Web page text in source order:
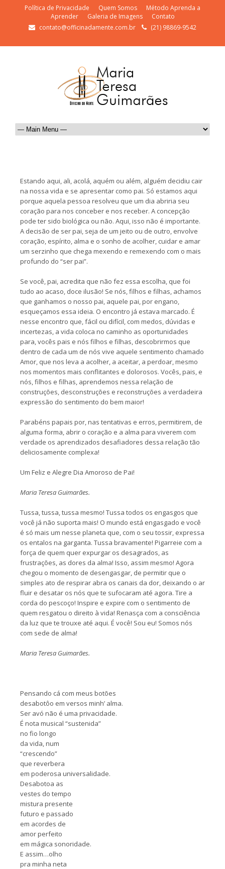
Política de Privacidade Quem Somos
Método Aprenda a
Aprender
Galeria de Imagens
Contato
contato@officinadamente.com.br
(21) 98869-9542
Estando aqui, ali, acolá, aquém ou além, alguém decidiu cair
na nossa vida e se apresentar como pai. Só estamos aqui
porque aquela pessoa resolveu que um dia abriria seu
coração para nos conceber e nos receber. A concepção
pode ter sido biológica ou não. Aqui, isso não é importante.
A decisão de ser pai, seja de um jeito ou de outro, envolve
coração, espírito, alma e o sonho de acolher, cuidar e amar
um serzinho que chega mexendo e remexendo com o mais
profundo do “ser pai”.
Se você, pai, acredita que não fez essa escolha, que foi
tudo ao acaso, doce ilusão! Se nós, filhos e filhas, achamos
que ganhamos o nosso pai, aquele pai, por engano,
esqueçamos essa ideia. O encontro já estava marcado. É
nesse encontro que, fácil ou difícil, com medos, dúvidas e
incertezas, a vida coloca no caminho as oportunidades
para, vocês pais e nós filhos e filhas, descobrirmos que
dentro de cada um de nós vive aquele sentimento chamado
Amor, que nos leva a acolher, a aceitar, a perdoar, mesmo
nos momentos mais conflitantes e dolorosos. Vocês, pais, e
nós, filhos e filhas, aprendemos nessa relação de
construções, desconstruções e reconstruções a verdadeira
expressão do sentimento do bem maior!
Parabéns papais por, nas tentativas e erros, permitirem, de
alguma forma, abrir o coração e a alma para viverem com
verdade os aprendizados desafiadores dessa relação tão
deliciosamente complexa!
Um Feliz e Alegre Dia Amoroso de Pai!
Maria Teresa Guimarães.
Tussa, tussa, tussa mesmo! Tussa todos os engasgos que
você já não suporta mais! O mundo está engasgado e você
é só mais um nesse planeta que, com o seu tossir, expressa
os entalos na garganta. Tussa bravamente! Pigarreie com a
força de quem quer expurgar os desagrados, as
frustrações, as dores da alma! Isso, assim mesmo! Agora
chegou o momento de desengasgar, de permitir que o
simples ato de respirar abra os canais da dor, deixando o ar
fluir e desatar os nós que te sufocaram até agora. Tire a
corda do pescoço! Inspire e expire com o sentimento de
quem resgatou o direito à vida! Renasça com a consciência
da luz que te trouxe até aqui. É você! Sou eu! Somos nós
com sede de alma!
Maria Teresa Guimarães.
Pensando cá com meus botões
desabotôo em versos minh’ alma.
Ser avó não é uma privacidade.
É nota musical “sustenida”
no fio longo
da vida, num
“crescendo”
que reverbera
em poderosa universalidade.
Desabotoa as
vestes do tempo
mistura presente
futuro e passado
em acordes de
amor perfeito
em mágica sonoridade.
E assim…olho
pra minha neta